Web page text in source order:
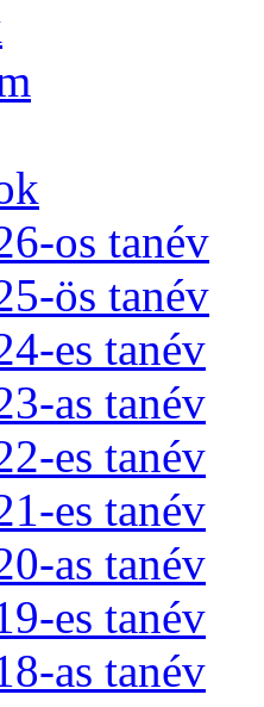
os tanév
ös tanév
es tanév
as tanév
es tanév
es tanév
as tanév
es tanév
as tanév